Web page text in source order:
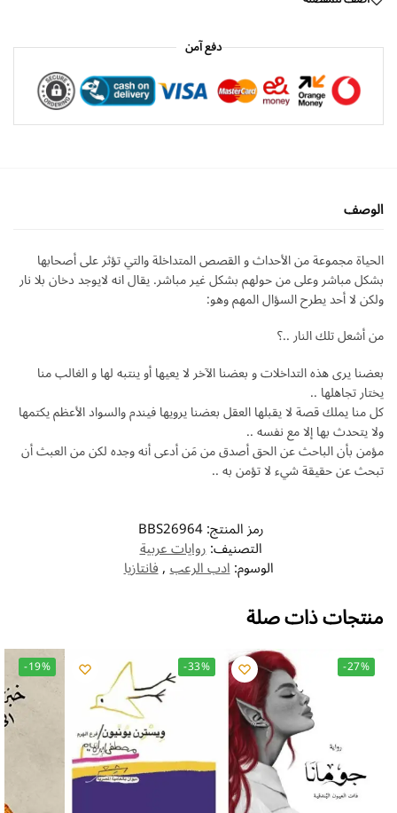
دفع آمن
الوصف
الحياة مجموعة من الأحداث و القصص المتداخلة والتي تؤثر على أصحابها
بشكل مباشر وعلى من حولهم بشكل غير مباشر. يقال انه لايوجد دخان بلا نار
ولكن لا أحد يطرح السؤال المهم وهو:
من أشعل تلك النار ..؟
بعضنا يرى هذه التداخلات و بعضنا الآخر لا يعيها أو ينتبه لها و الغالب منا
يختار تجاهلها ..
كل منا يملك قصة لا يقبلها العقل بعضنا يرويها فيندم والسواد الأعظم يكتمها
ولا يتحدث بها إلا مع نفسه ..
مؤمن بأن الباحث عن الحق أصدق من مَن أدعى أنه وجده لكن من العبث أن
تبحث عن حقيقة شيء لا تؤمن به ..
رمز المنتج:BBS26964
التصنيف:روايات عربية
الوسوم:ادب الرعب,فانتازيا
منتجات ذات صلة
-27%
-33%
-19%